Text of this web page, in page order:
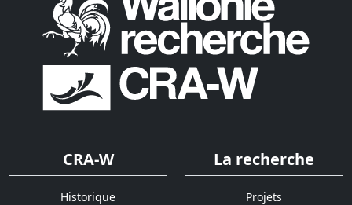
CRA-W
Historique
La recherche
Projets